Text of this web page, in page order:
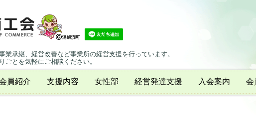
業承継、経営改善など事業所の経営支援を行っています。
ごとを気軽にご相談ください。
員紹介 支援内容 女性部 経営発達支援 入会案内 会